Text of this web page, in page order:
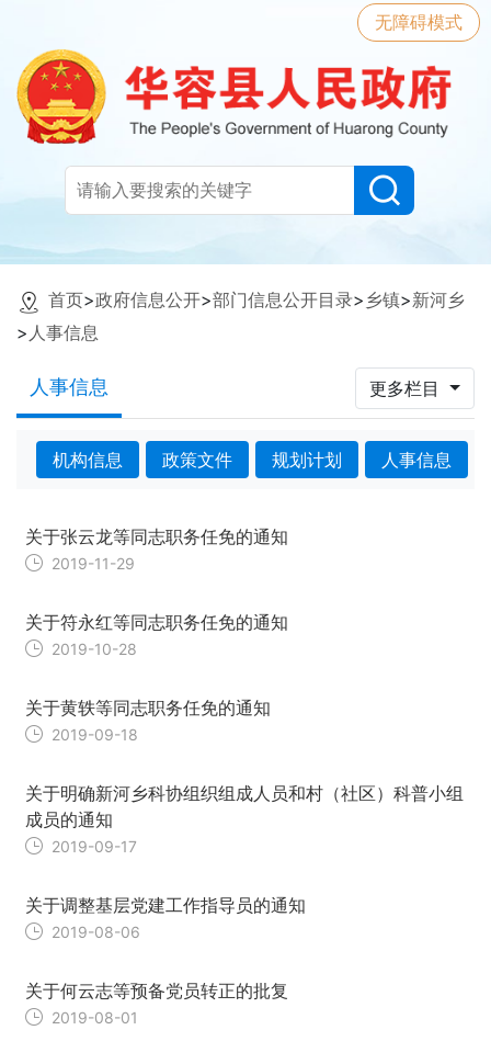
无障碍模式
首页>政府信息公开>部门信息公开目录> 乡镇>新河乡
> 人事信息
人事信息 更多栏目
机构信息 政策文件 规划计划 人事信息
关于张云龙等同志职务任免的通知
2019-11-29
关于符永红等同志职务任免的通知
2019-10-28
关于黄轶等同志职务任免的通知
2019-09-18
关于明确新河乡科协组织组成人员和村（社区）科普小组
成员的通知
2019-09-17
关于调整基层党建工作指导员的通知
2019-08-06
关于何云志等预备党员转正的批复
2019-08-01